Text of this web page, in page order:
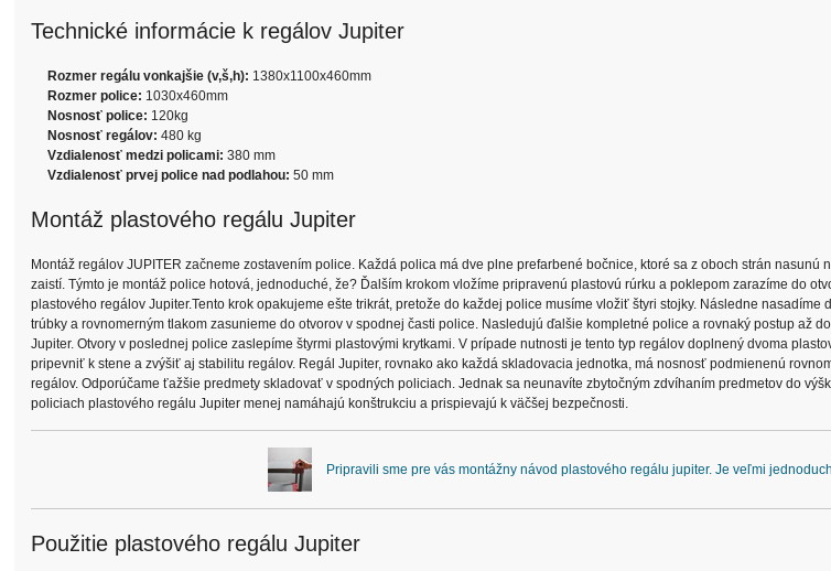
Technické informácie k regálov Jupiter
Rozmer regálu vonkajšie (v,š,h): 1380x1100x460mm
Rozmer police: 1030x460mm
Nosnosť police: 120kg
Nosnosť regálov: 480 kg
Vzdialenosť medzi policami: 380 mm
Vzdialenosť prvej police nad podlahou: 50 mm
Montáž plastového regálu Jupiter
Montáž regálov JUPITER začneme zostavením police. Každá polica má dve plne prefarbené bočnice, ktoré sa z oboch strán nasunú
zaistí. Týmto je montáž police hotová, jednoduché, že? Ďalším krokom vložíme pripravenú plastovú rúrku a poklepom zarazíme do
plastového regálov Jupiter.Tento krok opakujeme ešte trikrát, pretože do každej police musíme vložiť štyri stojky. Následne nasadíme
trúbky a rovnomerným tlakom zasunieme do otvorov v spodnej časti police. Nasledujú ďalšie kompletné police a rovnaký postup až
Jupiter. Otvory v poslednej police zaslepíme štyrmi plastovými krytkami. V prípade nutnosti je tento typ regálov doplnený dvoma
pripevniť k stene a zvýšiť aj stabilitu regálov. Regál Jupiter, rovnako ako každá skladovacia jednotka, má nosnosť podmienenú
regálov. Odporúčame ťažšie predmety skladovať v spodných policiach. Jednak sa neunavíte zbytočným zdvíhaním predmetov do
policiach plastového regálu Jupiter menej namáhajú konštrukciu a prispievajú k väčšej bezpečnosti.
Pripravili sme pre vás montážny návod plastového regálu jupiter. Je veľmi
Použitie plastového regálu Jupiter